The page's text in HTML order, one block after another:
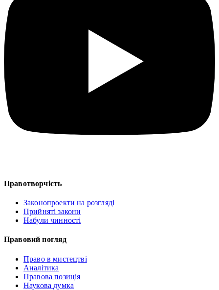
Правотворчість
Законопроекти на розгляді
Прийняті закони
Набули чинності
Правовий погляд
Право в мистецтві
Аналітика
Правова позиція
Наукова думка